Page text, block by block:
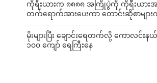
ကိုရီးယားက ၈၈၈၈ အကြိုပွဲကို ကိုရီးယာ
တက်ရောက်အားပေးကာ တောင်းဆိုစာမျ
မိုးများပြီး ချောင်းရေတက်လို့ ကောလင်းန
၁၀၀ ကျော် ရေကြီးနေ